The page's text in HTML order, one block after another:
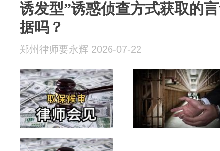
诱发型”诱惑侦查方式获取的
据吗？
郑州律师要永辉 2026-07-22